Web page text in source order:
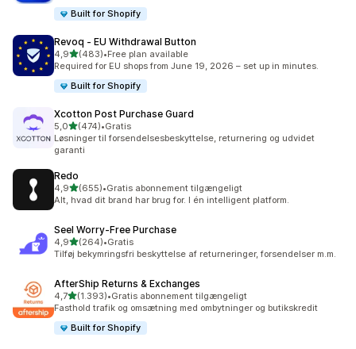
Built for Shopify
Revoq ‑ EU Withdrawal Button
4,9ud af 5 stjerner
(483)
483 anmeldelser i alt
•Free plan available
Required for EU shops from June 19, 2026 – set up in minutes.
Built for Shopify
Xcotton Post Purchase Guard
5,0ud af 5 stjerner
(474)
474 anmeldelser i alt
•Gratis
Løsninger til forsendelsesbeskyttelse, returnering og udvidet
garanti
Redo
4,9ud af 5 stjerner
(655)
655 anmeldelser i alt
•Gratis abonnement tilgængeligt
Alt, hvad dit brand har brug for. I én intelligent platform.
Seel Worry‑Free Purchase
4,9ud af 5 stjerner
(264)
264 anmeldelser i alt
•Gratis
Tilføj bekymringsfri beskyttelse af returneringer, forsendelser m.m.
AfterShip Returns & Exchanges
4,7ud af 5 stjerner
(1.393)
1393 anmeldelser i alt
•Gratis abonnement tilgængeligt
Fasthold trafik og omsætning med ombytninger og butikskredit
Built for Shopify